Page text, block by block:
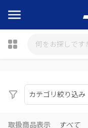
カテゴリ絞り込み
取扱商品表示 すべて